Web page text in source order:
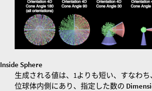
Inside Sphere
生成される値は、1よりも短い、すなわち
位球体内側にあり、指定した数の